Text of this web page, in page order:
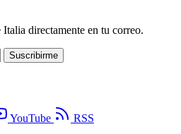
directamente en tu correo.
Suscribirme
YouTube RSS